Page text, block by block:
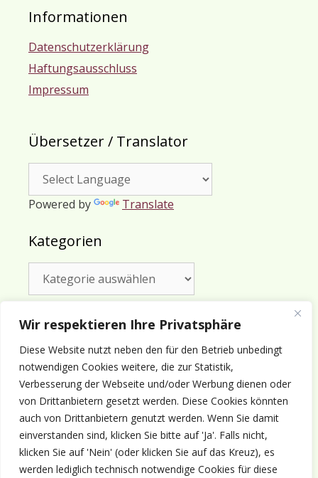
Wir respektieren Ihre Privatsphäre
Diese Website nutzt neben den für den Betrieb unbedingt
notwendigen Cookies weitere, die zur Statistik,
Verbesserung der Webseite und/oder Werbung dienen oder
von Drittanbietern gesetzt werden. Diese Cookies könnten
auch von Drittanbietern genutzt werden. Wenn Sie damit
einverstanden sind, klicken Sie bitte auf 'Ja'. Falls nicht,
klicken Sie auf 'Nein' (oder klicken Sie auf das Kreuz), es
werden lediglich technisch notwendige Cookies für diese
Informationen
Datenschutzerklärung
Haftungsausschluss
Impressum
Übersetzer / Translator
Powered by Translate
Kategorien
Förderverein Schifffahrtsgeschichte
Cuxhaven e.V.
Ohlroggestraße 1 - D-27472 Cuxhaven
Telefon: 0 47 21 - 51 07 362
Vorsitzender & inhaltlich Verantwortlicher:
Horst Huthsfeldt
Stellv. Vorsitzender: Horst Olimsky